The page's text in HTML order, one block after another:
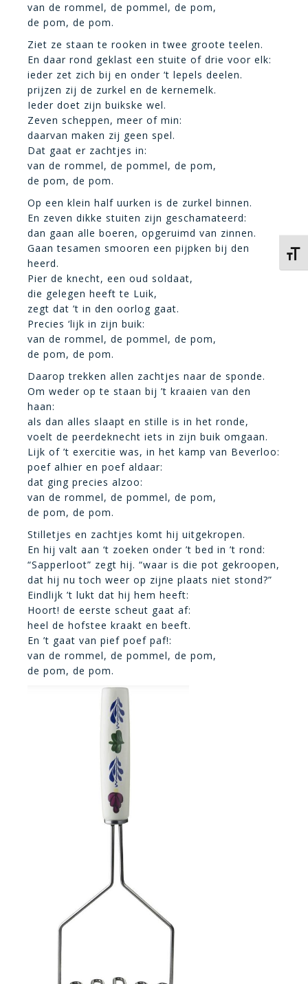
van de rommel, de pommel, de pom,
de pom, de pom.
Ziet ze staan te rooken in twee groote teelen.
En daar rond geklast een stuite of drie voor elk:
ieder zet zich bij en onder ‘t lepels deelen.
prijzen zij de zurkel en de kernemelk.
Ieder doet zijn buikske wel.
Zeven scheppen, meer of min:
daarvan maken zij geen spel.
Dat gaat er zachtjes in:
van de rommel, de pommel, de pom,
de pom, de pom.
Op een klein half uurken is de zurkel binnen.
En zeven dikke stuiten zijn geschamateerd:
dan gaan alle boeren, opgeruimd van zinnen.
Gaan tesamen smooren een pijpken bij den
heerd.
Pier de knecht, een oud soldaat,
die gelegen heeft te Luik,
zegt dat ’t in den oorlog gaat.
Precies ‘lijk in zijn buik:
van de rommel, de pommel, de pom,
de pom, de pom.
Daarop trekken allen zachtjes naar de sponde.
Om weder op te staan bij ’t kraaien van den
haan:
als dan alles slaapt en stille is in het ronde,
voelt de peerdeknecht iets in zijn buik omgaan.
Lijk of ’t exercitie was, in het kamp van Beverloo:
poef alhier en poef aldaar:
dat ging precies alzoo:
van de rommel, de pommel, de pom,
de pom, de pom.
Stilletjes en zachtjes komt hij uitgekropen.
En hij valt aan ‘t zoeken onder ’t bed in ’t rond:
“Sapperloot” zegt hij. “waar is die pot gekroopen,
dat hij nu toch weer op zijne plaats niet stond?”
Eindlijk ’t lukt dat hij hem heeft:
Hoort! de eerste scheut gaat af:
heel de hofstee kraakt en beeft.
En ’t gaat van pief poef paf!:
van de rommel, de pommel, de pom,
de pom, de pom.